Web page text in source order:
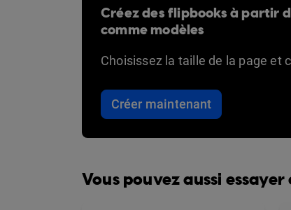
Créez des flipbooks à partir
comme modèles
Choisissez la taille de la page et
Créer maintenant
Vous pouvez aussi essayer